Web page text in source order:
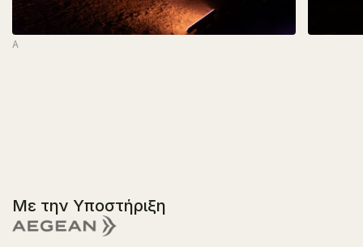
A
Με την Υποστήριξη